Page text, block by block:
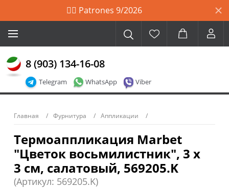
🙋‍♀️ Patrones 9/2026
Telegram WhatsApp Viber
8 (903) 134-16-08
Главная Фурнитура Аппликации
Термоаппликация Marbet
"Цветок восьмилистник", 3 х
3 см, салатовый, 569205.K
(Артикул: 569205.K)